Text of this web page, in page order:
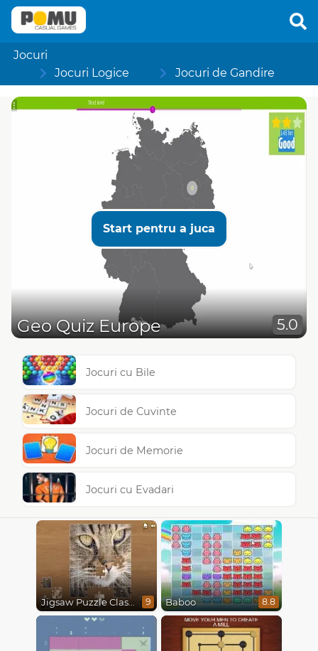
Jocuri
Jocuri Logice
Jocuri de Gandire
Start pentru a juca
Geo Quiz Europe 5.0
Jocuri cu Bile
Jocuri de Cuvinte
Jocuri de Memorie
Jocuri cu Evadari
Jigsaw Puzzle Classic 9 Baboo 8.8